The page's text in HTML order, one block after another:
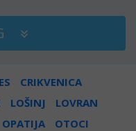
CRIKVENICA
LOŠINJ
LOVRAN
OPATIJA
OTOCI